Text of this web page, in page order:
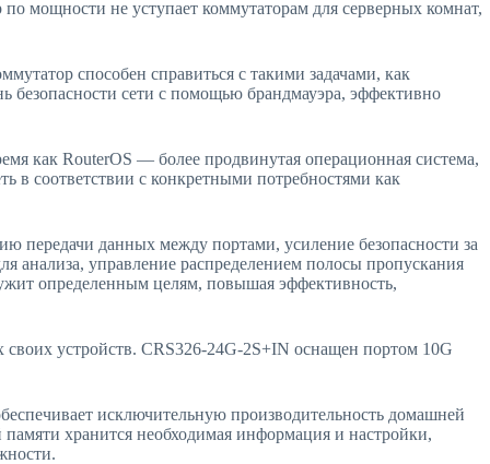
не уступает коммутаторам для серверных комнат,
способен справиться с такими задачами, как
безопасности сети с помощью брандмауэра, эффективно
как RouterOS — более продвинутая операционная система,
в соответствии с конкретными потребностями как
данных между портами, усиление безопасности за
анализа, управление распределением полосы пропускания
определенным целям, повышая эффективность,
устройств. CRS326-24G-2S+IN оснащен портом 10G
исключительную производительность домашней
хранится необходимая информация и настройки,